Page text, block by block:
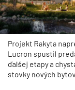
Projekt Rakyta
Lucron spustil
ďalšej etapy a
stovky nových bytov